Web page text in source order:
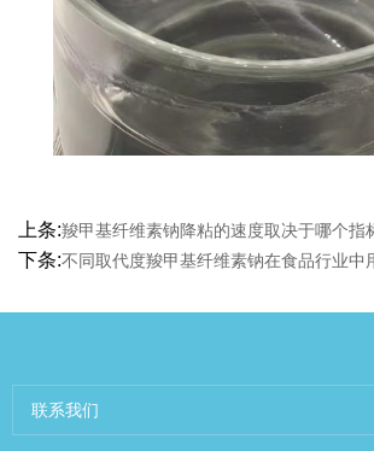
上条:羧甲基纤维素钠降粘的速度取决于哪个指
下条:不同取代度羧甲基纤维素钠在食品行业中
联系我们